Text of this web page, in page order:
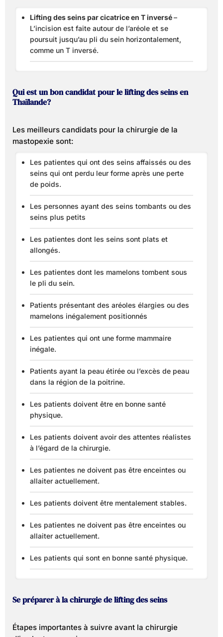
Lifting des seins par cicatrice en T inversé–
L’incision est faite autour de l’aréole et se
poursuit jusqu’au pli du sein horizontalement,
comme un T inversé.
Qui est un bon candidat pour le lifting des seins en
Thaïlande?
Les meilleurs candidats pour la chirurgie de la
mastopexie sont:
Les patientes qui ont des seins affaissés ou des
seins qui ont perdu leur forme après une perte
de poids.
Les personnes ayant des seins tombants ou des
seins plus petits
Les patientes dont les seins sont plats et
allongés.
Les patientes dont les mamelons tombent sous
le pli du sein.
Patients présentant des aréoles élargies ou des
mamelons inégalement positionnés
Les patientes qui ont une forme mammaire
inégale.
Patients ayant la peau étirée ou l’excès de peau
dans la région de la poitrine.
Les patients doivent être en bonne santé
physique.
Les patients doivent avoir des attentes réalistes
à l’égard de la chirurgie.
Les patientes ne doivent pas être enceintes ou
allaiter actuellement.
Les patients doivent être mentalement stables.
Les patientes ne doivent pas être enceintes ou
allaiter actuellement.
Les patients qui sont en bonne santé physique.
Se préparer à la chirurgie de lifting des seins
Étapes importantes à suivre avant la chirurgie